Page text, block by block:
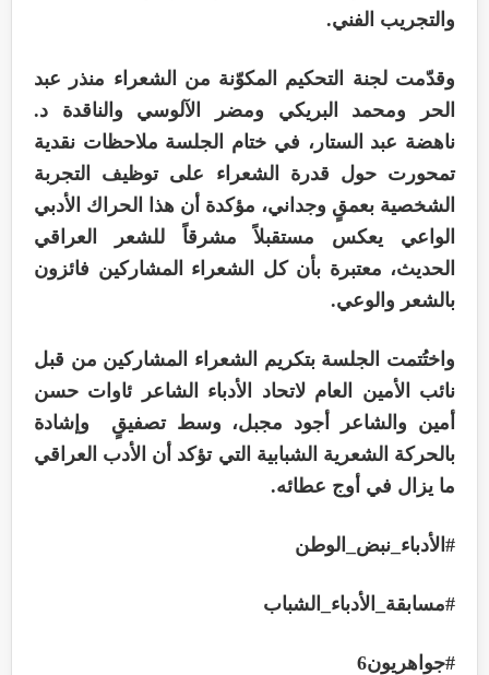
والتجريب الفني.
وقدّمت لجنة التحكيم المكوّنة من الشعراء منذر عبد
الحر ومحمد البريكي ومضر الآلوسي والناقدة د.
ناهضة عبد الستار، في ختام الجلسة ملاحظات نقدية
تمحورت حول قدرة الشعراء على توظيف التجربة
الشخصية بعمقٍ وجداني، مؤكدة أن هذا الحراك الأدبي
الواعي يعكس مستقبلاً مشرقاً للشعر العراقي
الحديث، معتبرة بأن كل الشعراء المشاركين فائزون
بالشعر والوعي.
واختُتمت الجلسة بتكريم الشعراء المشاركين من قبل
نائب الأمين العام لاتحاد الأدباء الشاعر ئاوات حسن
أمين والشاعر أجود مجبل، وسط تصفيقٍ وإشادة
بالحركة الشعرية الشبابية التي تؤكد أن الأدب العراقي
ما يزال في أوج عطائه.
#الأدباء_نبض_الوطن
#مسابقة_الأدباء_الشباب
#جواهريون6